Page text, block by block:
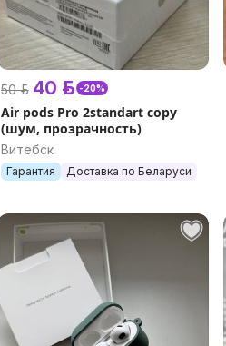
50 р. 40 р. -20%
Air pods Pro 2standart copy
(шум, прозрачность)
Витебск
Гарантия Доставка по Беларуси